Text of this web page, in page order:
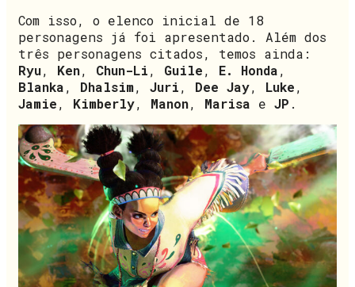
Com isso, o elenco inicial de 18
personagens já foi apresentado. Além dos
três personagens citados, temos ainda:
Ryu, Ken, Chun-Li, Guile, E. Honda,
Blanka, Dhalsim, Juri, Dee Jay, Luke,
Jamie, Kimberly, Manon, Marisa e JP .